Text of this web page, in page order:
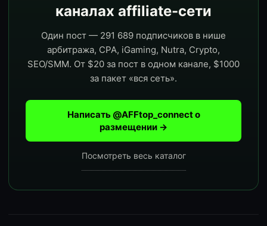
каналах affiliate-сети
Один пост — 291 689 подписчиков в нише
арбитража, CPA, iGaming, Nutra, Crypto,
SEO/SMM. От $20 за пост в одном канале, $1000
за пакет «вся сеть».
Написать @AFFtop_connect о
размещении →
Посмотреть весь каталог